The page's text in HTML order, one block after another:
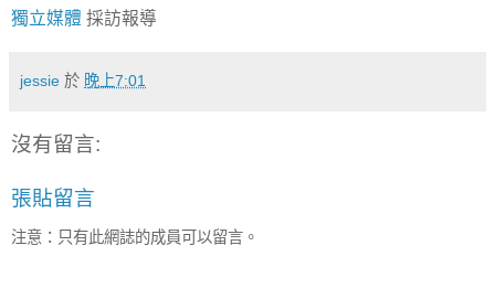
獨立媒體 採訪報導
jessie 於 晚上7:01
沒有留言:
張貼留言
注意：只有此網誌的成員可以留言。